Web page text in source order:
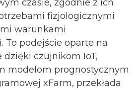
czasie, zgodnie z ich
fizjologicznymi
warunkami
To podejście oparte na
dzięki czujnikom IoT,
modelom prognostycznym
xFarm, przekłada